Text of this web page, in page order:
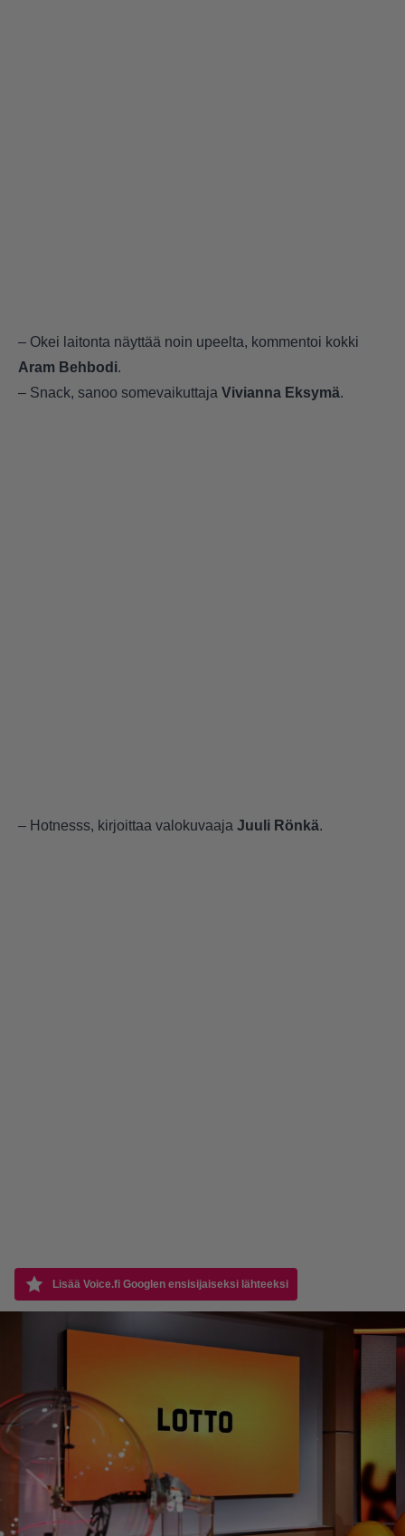
– Okei laitonta näyttää noin upeelta, kommentoi kokki
Aram Behbodi.
– Snack, sanoo somevaikuttaja Vivianna Eksymä.
– Hotnesss, kirjoittaa valokuvaaja Juuli Rönkä.
Lisää Voice.fi Googlen ensisijaiseksi lähteeksi